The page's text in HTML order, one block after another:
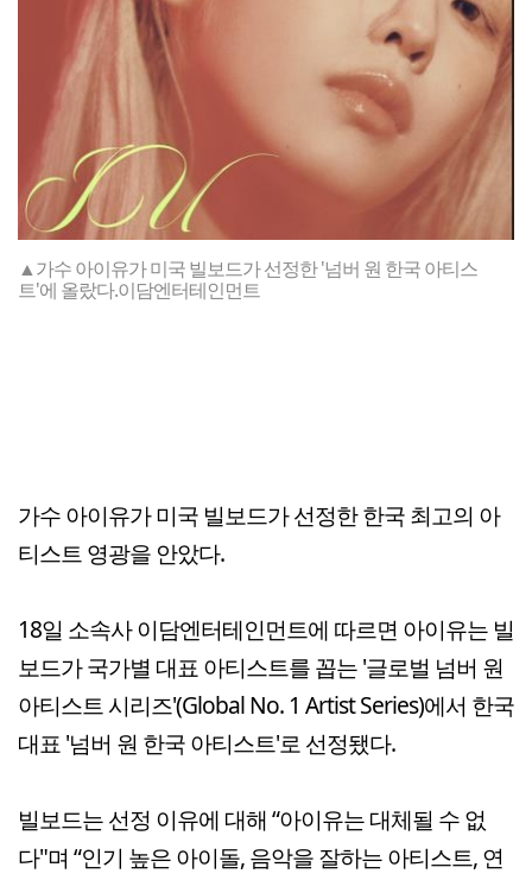
▲가수 아이유가 미국 빌보드가 선정한 '넘버 원 한국 아티스
트'에 올랐다.이담엔터테인먼트
가수 아이유가 미국 빌보드가 선정한 한국 최고의 아
티스트 영광을 안았다.
18일 소속사 이담엔터테인먼트에 따르면 아이유는 빌
보드가 국가별 대표 아티스트를 꼽는 '글로벌 넘버 원
아티스트 시리즈'(Global No. 1 Artist Series)에서 한국
대표 '넘버 원 한국 아티스트'로 선정됐다.
빌보드는 선정 이유에 대해 “아이유는 대체될 수 없
다"며 “인기 높은 아이돌, 음악을 잘하는 아티스트, 연